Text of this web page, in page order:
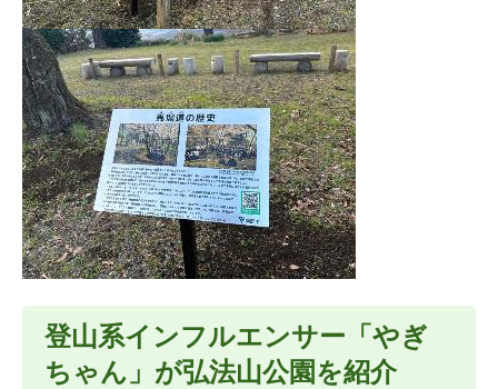
登山系インフルエンサー「やぎ
ちゃん」が弘法山公園を紹介